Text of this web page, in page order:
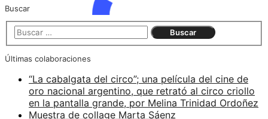
Buscar
Últimas colaboraciones
“La cabalgata del circo”; una película del cine de
oro nacional argentino, que retrató al circo criollo
en la pantalla grande, por Melina Trinidad Ordoñez
Muestra de collage Marta Sáenz